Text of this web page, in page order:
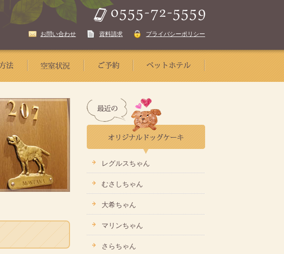
お問い合わせ 資料請求 プライバシーポリシー
レグルスちゃん
むさしちゃん
大希ちゃん
マリンちゃん
さらちゃん